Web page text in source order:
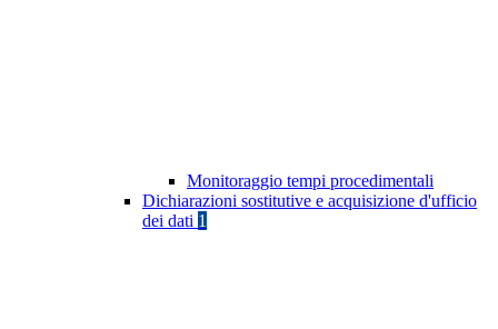
Monitoraggio tempi procedimentali
Dichiarazioni sostitutive e acquisizione d'ufficio
dei dati 1